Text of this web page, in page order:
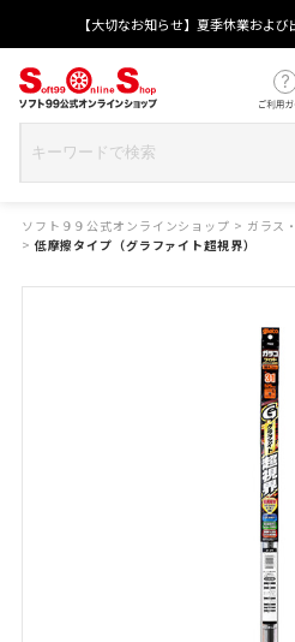
【大切なお知らせ】夏季休業およ
ソフト９９公式オンラインショップ > ガラス
> 低摩擦タイプ（グラファイト超視界）